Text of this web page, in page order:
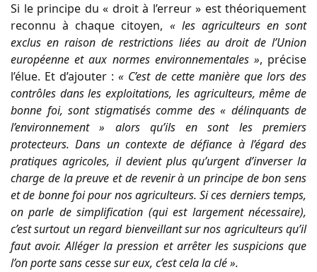
Si le principe du « droit à l’erreur » est théoriquement
reconnu à chaque citoyen, « les agriculteurs en sont
exclus en raison de restrictions liées au droit de l’Union
européenne et aux normes environnementales », précise
l’élue. Et d’ajouter :« C’est de cette manière que lors des
contrôles dans les exploitations, les agriculteurs, même de
bonne foi, sont stigmatisés comme des « délinquants de
l’environnement » alors qu’ils en sont les premiers
protecteurs. Dans un contexte de défiance à l’égard des
pratiques agricoles, il devient plus qu’urgent d’inverser la
charge de la preuve et de revenir à un principe de bon sens
et de bonne foi pour nos agriculteurs. Si ces derniers temps,
on parle de simplification (qui est largement nécessaire),
c’est surtout un regard bienveillant sur nos agriculteurs qu’il
faut avoir. Alléger la pression et arrêter les suspicions que
l’on porte sans cesse sur eux, c’est cela la clé ».